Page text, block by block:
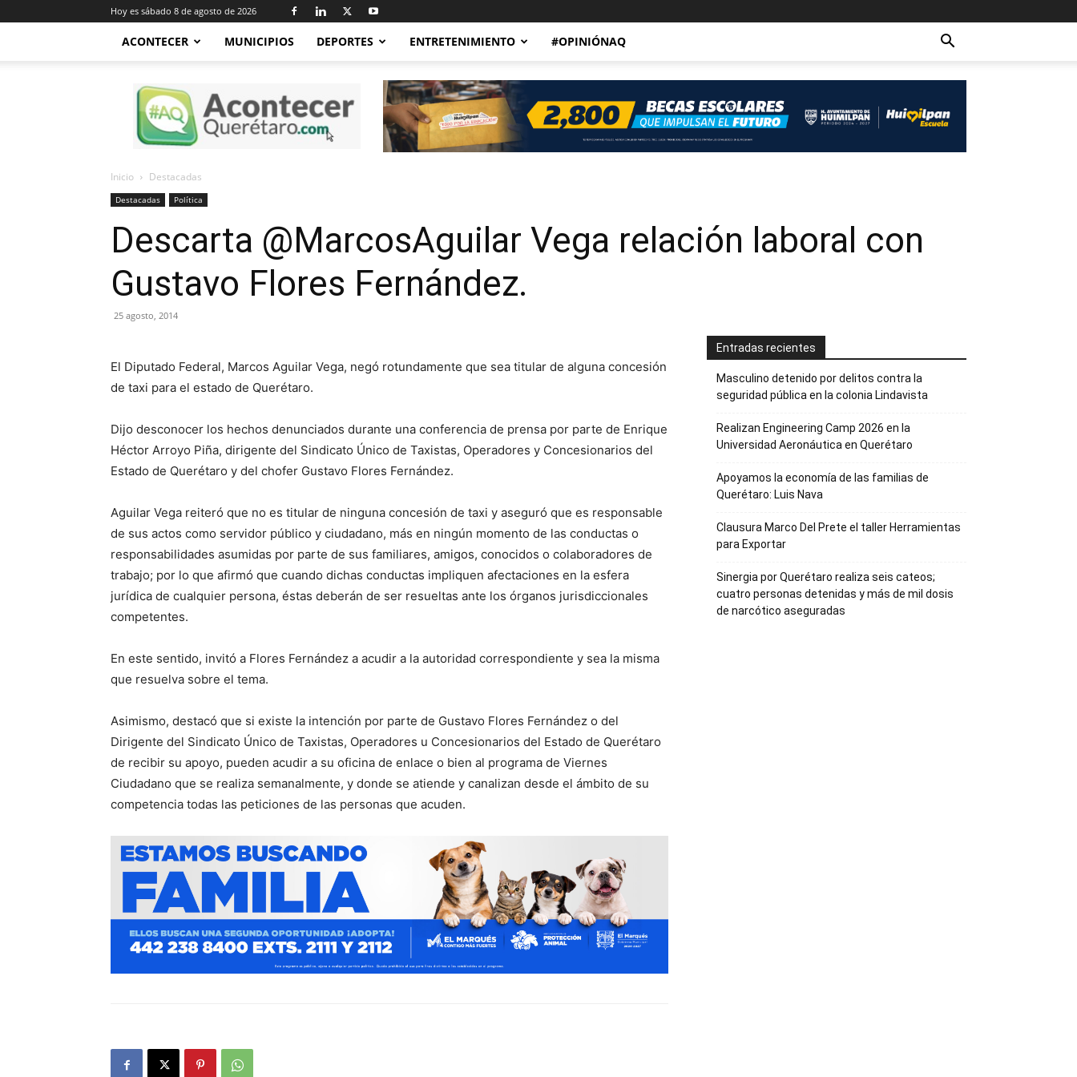
Hoy es sábado 8 de agosto de 2026
ACONTECER MUNICIPIOS DEPORTES ENTRETENIMIENTO #OPINIÓNAQ
Acontecer
Querétaro
Inicio Destacadas
Destacadas Política
Descarta @MarcosAguilar Vega relación laboral con
Gustavo Flores Fernández.
25 agosto, 2014
El Diputado Federal, Marcos Aguilar Vega, negó rotundamente que sea titular de alguna concesión
de taxi para el estado de Querétaro.
Dijo desconocer los hechos denunciados durante una conferencia de prensa por parte de Enrique
Héctor Arroyo Piña, dirigente del Sindicato Único de Taxistas, Operadores y Concesionarios del
Estado de Querétaro y del chofer Gustavo Flores Fernández.
Aguilar Vega reiteró que no es titular de ninguna concesión de taxi y aseguró que es responsable
de sus actos como servidor público y ciudadano, más en ningún momento de las conductas o
responsabilidades asumidas por parte de sus familiares, amigos, conocidos o colaboradores de
trabajo; por lo que afirmó que cuando dichas conductas impliquen afectaciones en la esfera
jurídica de cualquier persona, éstas deberán de ser resueltas ante los órganos jurisdiccionales
competentes.
En este sentido, invitó a Flores Fernández a acudir a la autoridad correspondiente y sea la misma
que resuelva sobre el tema.
Asimismo, destacó que si existe la intención por parte de Gustavo Flores Fernández o del
Dirigente del Sindicato Único de Taxistas, Operadores u Concesionarios del Estado de Querétaro
de recibir su apoyo, pueden acudir a su oficina de enlace o bien al programa de Viernes
Ciudadano que se realiza semanalmente, y donde se atiende y canalizan desde el ámbito de su
competencia todas las peticiones de las personas que acuden.
Entradas recientes
Masculino detenido por delitos contra la
seguridad pública en la colonia Lindavista
Realizan Engineering Camp 2026 en la
Universidad Aeronáutica en Querétaro
Apoyamos la economía de las familias de
Querétaro: Luis Nava
Clausura Marco Del Prete el taller Herramientas
para Exportar
Sinergia por Querétaro realiza seis cateos;
cuatro personas detenidas y más de mil dosis
de narcótico aseguradas